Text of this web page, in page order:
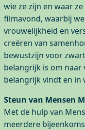
wie ze zijn en waar
filmavond, waarbij
vrouwelijkheid en
creëren van
bewustzijn voor
belangrijk is om naar
belangrijk vindt en in
Steun van Mensen
Met de hulp van
meerdere